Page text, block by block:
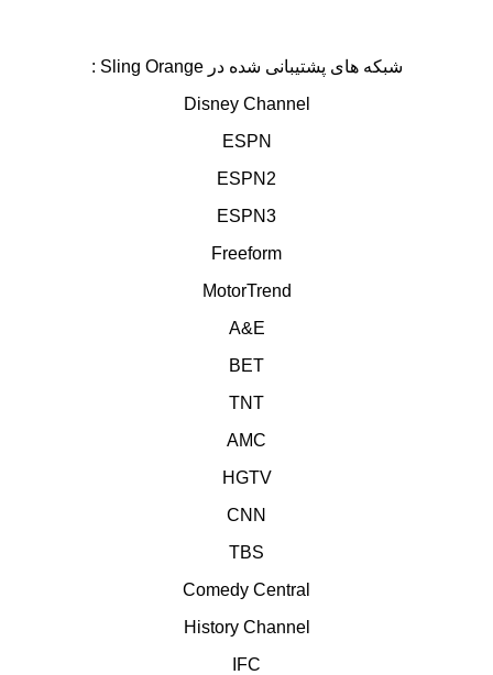
شبکه های پشتیبانی شده در Sling Orange :
Disney Channel
ESPN
ESPN2
ESPN3
Freeform
MotorTrend
A&E
BET
TNT
AMC
HGTV
CNN
TBS
Comedy Central
History Channel
IFC